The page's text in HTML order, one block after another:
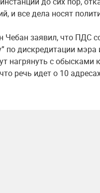
и все дела носят
заявил, что ПДС
по дискредитации
нагрянуть с
речь идет о 10